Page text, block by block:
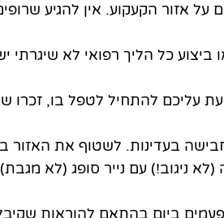
על אזור הקעקוע. אין להגיע
ביצוע כל הליך רפואי לא שיגרתי
עליכם להתחיל לטפל בו, זכרו
בעדינות. לשטוף את האזור
ניגוב!) עם נייר סופג (לא